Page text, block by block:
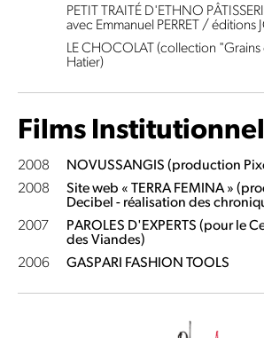
PETIT TRAITÉ D'ETHNO
avec Emmanuel PERRET / éditions
LE CHOCOLAT (collection
Hatier)
Films
2008
NOVUSSANGIS (production
2008
Site web « TERRA FEMINA »
Decibel - réalisation des
2007
PAROLES D'EXPERTS (pour le
des Viandes)
2006
GASPARI FASHION TOOLS